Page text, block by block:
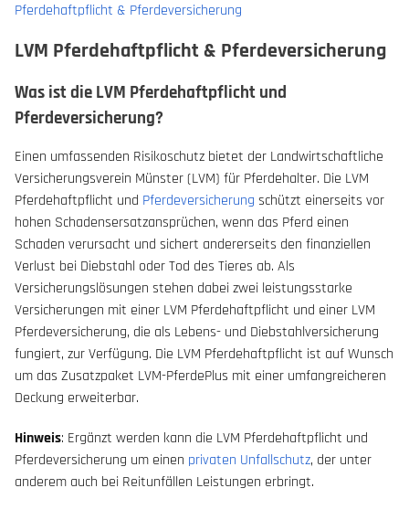
Pferdehaftpflicht & Pferdeversicherung
LVM Pferdehaftpflicht & Pferdeversicherung
Was ist die LVM Pferdehaftpflicht und
Pferdeversicherung?
Einen umfassenden Risikoschutz bietet der Landwirtschaftliche
Versicherungsverein Münster (LVM) für Pferdehalter. Die LVM
Pferdehaftpflicht und Pferdeversicherung schützt einerseits vor
hohen Schadensersatzansprüchen, wenn das Pferd einen
Schaden verursacht und sichert andererseits den finanziellen
Verlust bei Diebstahl oder Tod des Tieres ab. Als
Versicherungslösungen stehen dabei zwei leistungsstarke
Versicherungen mit einer LVM Pferdehaftpflicht und einer LVM
Pferdeversicherung, die als Lebens- und Diebstahlversicherung
fungiert, zur Verfügung. Die LVM Pferdehaftpflicht ist auf Wunsch
um das Zusatzpaket LVM-PferdePlus mit einer umfangreicheren
Deckung erweiterbar.
Hinweis: Ergänzt werden kann die LVM Pferdehaftpflicht und
Pferdeversicherung um einen privaten Unfallschutz, der unter
anderem auch bei Reitunfällen Leistungen erbringt.